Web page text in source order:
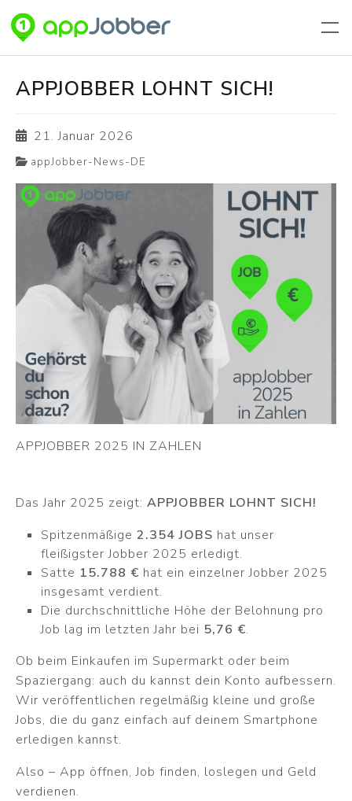
APPJOBBER LOHNT SICH!
21. Januar 2026
appJobber-News-DE
APPJOBBER 2025 IN ZAHLEN
Das Jahr 2025 zeigt: APPJOBBER LOHNT SICH!
Spitzenmäßige 2.354 JOBS hat unser
fleißigster Jobber 2025 erledigt.
Satte 15.788 € hat ein einzelner Jobber 2025
insgesamt verdient.
Die durchschnittliche Höhe der Belohnung pro
Job lag im letzten Jahr bei 5,76 €.
Ob beim Einkaufen im Supermarkt oder beim
Spaziergang: auch du kannst dein Konto aufbessern.
Wir veröffentlichen regelmäßig kleine und große
Jobs, die du ganz einfach auf deinem Smartphone
erledigen kannst.
Also – App öffnen, Job finden, loslegen und Geld
verdienen.